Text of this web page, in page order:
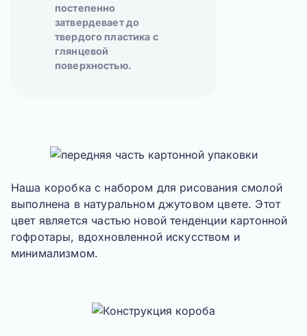
постепенно
затвердевает до
твердого пластика с
глянцевой
поверхностью.
Наша коробка с набором для рисования смолой
выполнена в натуральном джутовом цвете. Этот
цвет является частью новой тенденции картонной
гофротары, вдохновленной искусством и
минимализмом.